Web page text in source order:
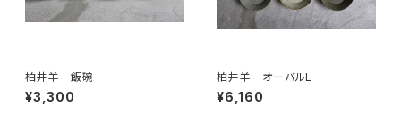
柏井羊 飯碗
¥3,300
柏井羊 オーバルL
¥6,160